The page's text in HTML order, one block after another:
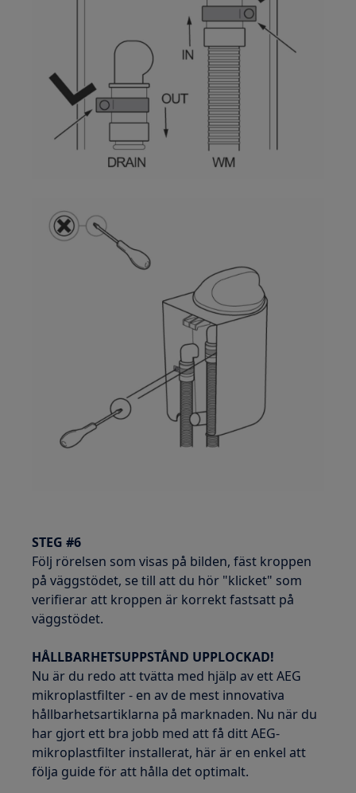
STEG #6
Följ rörelsen som visas på bilden, fäst kroppen
på väggstödet, se till att du hör "klicket" som
verifierar att kroppen är korrekt fastsatt på
väggstödet.
HÅLLBARHETSUPPSTÅND UPPLOCKAD!
Nu är du redo att tvätta med hjälp av ett AEG
mikroplastfilter - en av de mest innovativa
hållbarhetsartiklarna på marknaden. Nu när du
har gjort ett bra jobb med att få ditt AEG-
mikroplastfilter installerat, här är en enkel att
följa guide för att hålla det optimalt.